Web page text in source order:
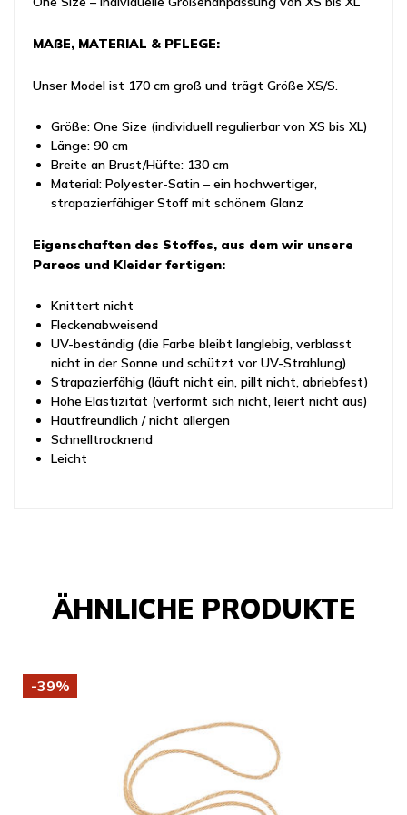
MAẞE, MATERIAL & PFLEGE:
Unser Model ist 170 cm groß und trägt Größe XS/S.
Größe: One Size (individuell regulierbar von XS bis XL)
Länge: 90 cm
Breite an Brust/Hüfte: 130 cm
Material: Polyester-Satin – ein hochwertiger,
strapazierfähiger Stoff mit schönem Glanz
Eigenschaften des Stoffes, aus dem wir unsere
Pareos und Kleider fertigen:
Knittert nicht
Fleckenabweisend
UV-beständig (die Farbe bleibt langlebig, verblasst
nicht in der Sonne und schützt vor UV-Strahlung)
Strapazierfähig (läuft nicht ein, pillt nicht, abriebfest)
Hohe Elastizität (verformt sich nicht, leiert nicht aus)
Hautfreundlich / nicht allergen
Schnelltrocknend
Leicht
ÄHNLICHE PRODUKTE
-39%